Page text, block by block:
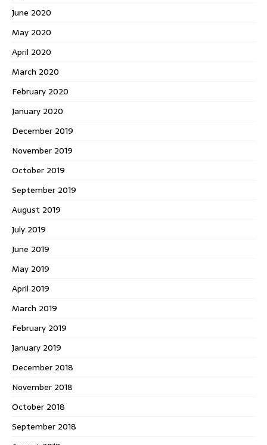
June 2020
May 2020
April 2020
March 2020
February 2020
January 2020
December 2019
November 2019
October 2019
September 2019
August 2019
July 2019
June 2019
May 2019
April 2019
March 2019
February 2019
January 2019
December 2018
November 2018
October 2018
September 2018